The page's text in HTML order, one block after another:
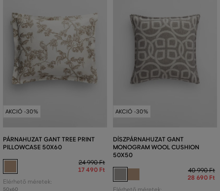
AKCIÓ -30%
PÁRNAHUZAT GANT TREE PRINT
PILLOWCASE 50X60
24 990 Ft
17 490 Ft
Elérhető méretek:
50x60
AKCIÓ -30%
DÍSZPÁRNAHUZAT GANT
MONOGRAM WOOL CUSHION
50X50
40 990 Ft
28 690 Ft
Elérhető méretek: